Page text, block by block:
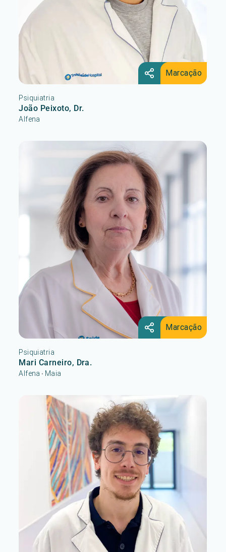
Marcação
Psiquiatria
João Peixoto, Dr.
Alfena
Marcação
Psiquiatria
Mari Carneiro, Dra.
Alfena • Maia